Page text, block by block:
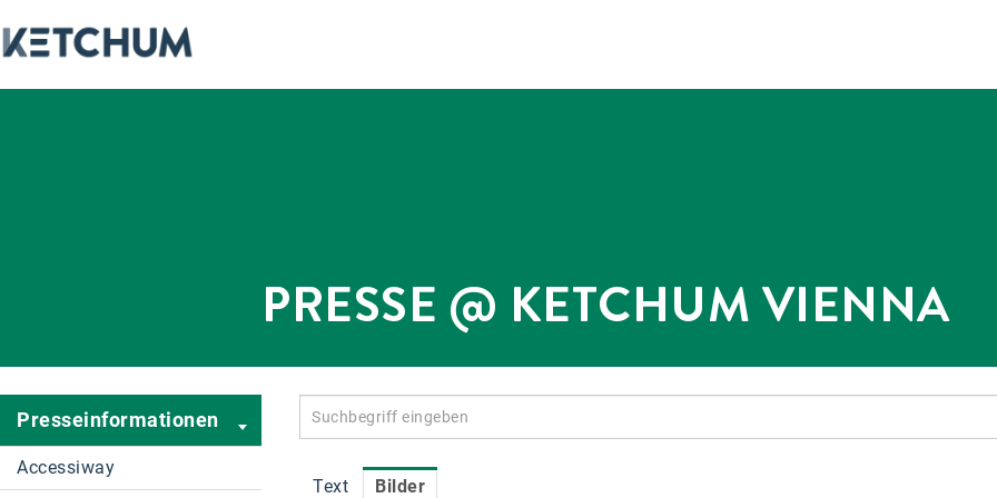
PRESSE @ KETCHUM VIENNA
Presseinformationen
Accessiway
Text
Bilder